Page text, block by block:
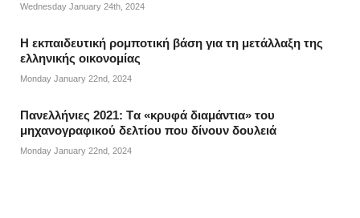
Wednesday January 24th, 2024
Η εκπαιδευτική ρομποτική βάση για τη μετάλλαξη της
ελληνικής οικονομίας
Monday January 22nd, 2024
Πανελλήνιες 2021: Tα «κρυφά διαμάντια» του
μηχανογραφικού δελτίου που δίνουν δουλειά
Monday January 22nd, 2024